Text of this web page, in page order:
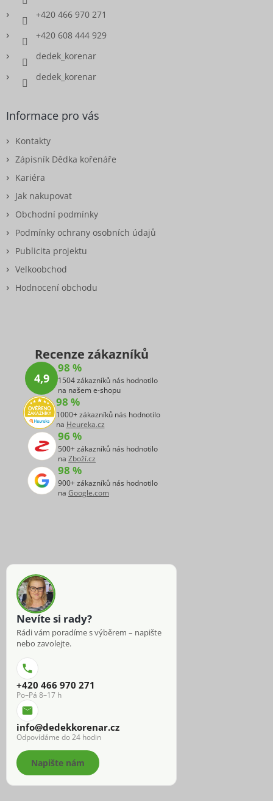
+420 466 970 271
+420 608 444 929
dedek_korenar
dedek_korenar
Informace pro vás
Kontakty
Zápisník Dědka kořenáře
Kariéra
Jak nakupovat
Obchodní podmínky
Podmínky ochrany osobních údajů
Publicita projektu
Velkoobchod
Hodnocení obchodu
Recenze zákazníků
4,9
98 %
1504 zákazníků nás hodnotilo
na našem e-shopu
98 %
1000+ zákazníků nás hodnotilo
na Heureka.cz
96 %
500+ zákazníků nás hodnotilo
na Zboží.cz
98 %
900+ zákazníků nás hodnotilo
na Google.com
Nevíte si rady?
Rádi vám poradíme s výběrem – napište
nebo zavolejte.
+420 466 970 271
Po–Pá 8–17 h
info@dedekkorenar.cz
Odpovídáme do 24 hodin
Napište nám